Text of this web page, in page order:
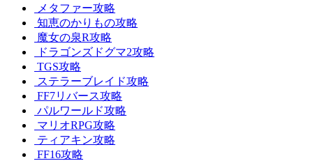
メタファー攻略
知恵のかりもの攻略
魔女の泉R攻略
ドラゴンズドグマ2攻略
TGS攻略
ステラーブレイド攻略
FF7リバース攻略
パルワールド攻略
マリオRPG攻略
ティアキン攻略
FF16攻略